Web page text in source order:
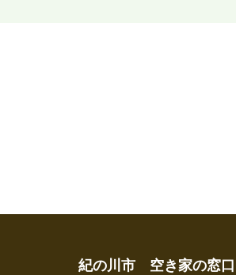
紀の川市 空き家の窓口